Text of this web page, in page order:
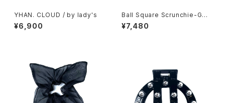
YHAN. CLOUD / by lady's
¥6,900
Ball Square Scrunchie-GO
LDBLACK
¥7,480